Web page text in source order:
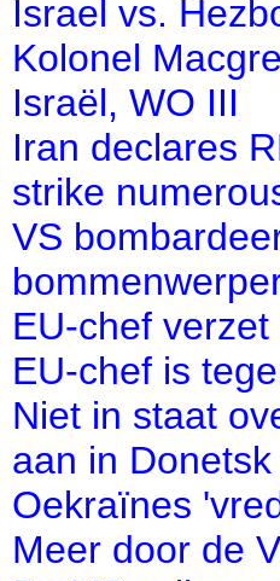
Israel vs.
Kolonel
Israël, WO III
Iran declares
strike
VS
EU-chef
EU-chef is
Niet in staat
aan in Donetsk
Oekraïnes
Meer door de